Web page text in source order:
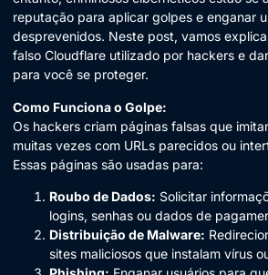
reputação para aplicar golpes e enganar
desprevenidos. Neste post, vamos
falso Cloudflare utilizado por hackers e
para você se proteger.
Como Funciona o Golpe:
Os hackers criam páginas falsas que
muitas vezes com URLs parecidos ou
Essas páginas são usadas para:
Roubo de Dados: Solicitar
logins, senhas ou dados de
Distribuição de Malware:
sites maliciosos que instalam vírus